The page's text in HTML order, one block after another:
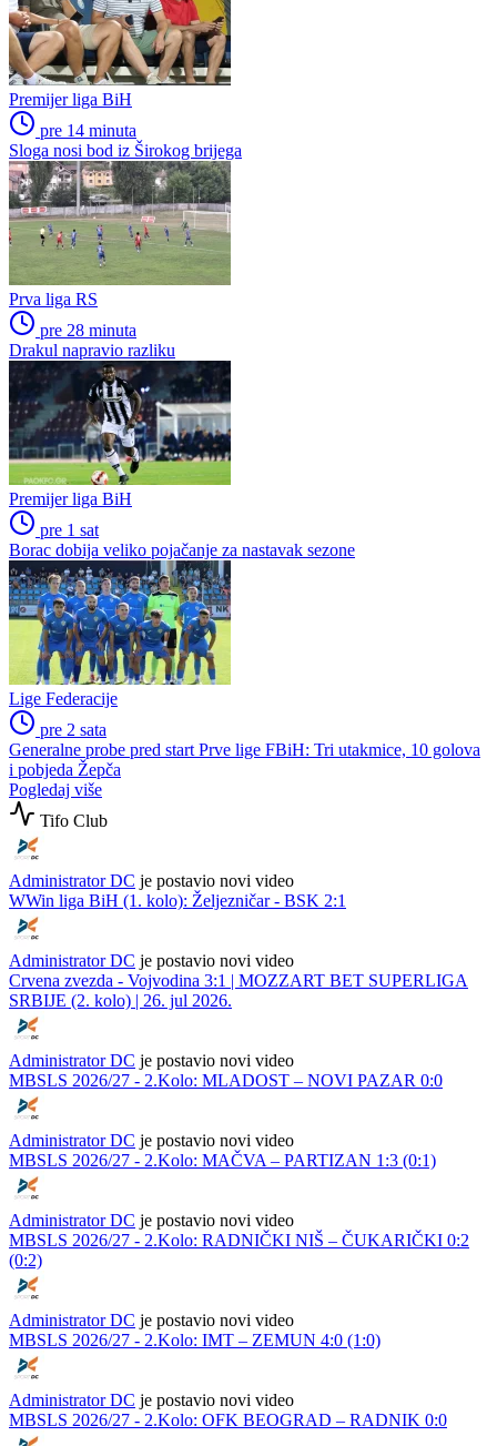
Premijer liga BiH
pre 14 minuta
Sloga nosi bod iz Širokog brijega
Prva liga RS
pre 28 minuta
Drakul napravio razliku
Premijer liga BiH
pre 1 sat
Borac dobija veliko pojačanje za nastavak sezone
Lige Federacije
pre 2 sata
Generalne probe pred start Prve lige FBiH: Tri utakmice, 10 golova
i pobjeda Žepča
Pogledaj više
Tifo Club
Administrator DC je postavio novi video
WWin liga BiH (1. kolo): Željezničar - BSK 2:1
Administrator DC je postavio novi video
Crvena zvezda - Vojvodina 3:1 | MOZZART BET SUPERLIGA
SRBIJE (2. kolo) | 26. jul 2026.
Administrator DC je postavio novi video
MBSLS 2026/27 - 2.Kolo: MLADOST – NOVI PAZAR 0:0
Administrator DC je postavio novi video
MBSLS 2026/27 - 2.Kolo: MAČVA – PARTIZAN 1:3 (0:1)
Administrator DC je postavio novi video
MBSLS 2026/27 - 2.Kolo: RADNIČKI NIŠ – ČUKARIČKI 0:2
(0:2)
Administrator DC je postavio novi video
MBSLS 2026/27 - 2.Kolo: IMT – ZEMUN 4:0 (1:0)
Administrator DC je postavio novi video
MBSLS 2026/27 - 2.Kolo: OFK BEOGRAD – RADNIK 0:0